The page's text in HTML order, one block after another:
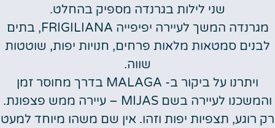
שני לילות בגרנדה מספיק בהחלט.
מגרנדה המשך לעיירה יפיפייה FRIGILIANA, בתים
לבנים סמטאות מלאות פרחים, חנויות יפות, שוטטות
שווה.
ויתרנו על ביקור ב- MALAGA בדרך מחוסר זמן
והמשכנו לעיירה בשם MIJAS – עיירה ממש פצפונת.
רק רוגע, תצפיות יפות וזהו. אין שם משהו מיוחד למעט